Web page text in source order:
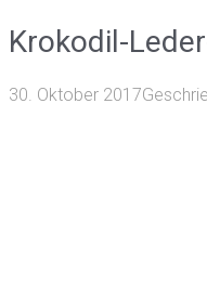
Krokodil-
30. Oktober 2017